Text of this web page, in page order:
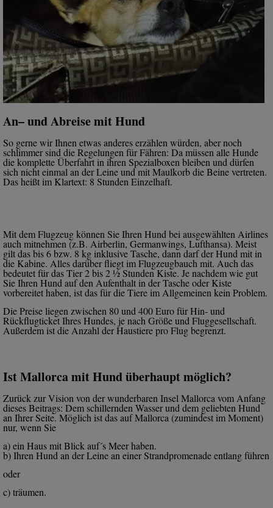
An– und Abreise mit Hund
So gerne wir Ihnen etwas anderes erzählen würden, aber noch
schlimmer sind die Regelungen für Fähren: Da müssen alle Hunde
die komplette Überfahrt in ihren Spezialboxen bleiben und dürfen
sich nicht einmal an der Leine und mit Maulkorb die Beine vertreten.
Das heißt im Klartext: 8 Stunden Einzelhaft.
Mit dem Flugzeug können Sie Ihren Hund bei ausgewählten Airlines
auch mitnehmen (z.B. Airberlin, Germanwings, Lufthansa). Meist
gilt das bis 6 bzw. 8 kg inklusive Tasche, dann darf der Hund mit in
die Kabine. Alles darüber fliegt im Flugzeugbauch mit. Auch das
bedeutet für das Tier 2 bis 2 ½ Stunden Kiste. Je nachdem wie gut
Sie Ihren Hund auf den Aufenthalt in der Tasche oder Kiste
vorbereitet haben, ist das für die Tiere im Allgemeinen kein Problem.
Die Preise liegen zwischen 80 und 400 Euro für Hin- und
Rückflugticket Ihres Hundes, je nach Größe und Fluggesellschaft.
Außerdem ist die Anzahl der Haustiere pro Flug begrenzt.
Ist Mallorca mit Hund überhaupt möglich?
Zurück zur Vision von der wunderbaren Insel Mallorca vom Anfang
dieses Beitrags: Dem schillernden Wasser und dem geliebten Hund
an Ihrer Seite. Möglich ist das auf Mallorca (zumindest im Moment)
nur, wenn Sie
a) ein Haus mit Blick auf´s Meer haben.
b) Ihren Hund an der Leine an einer Strandpromenade entlang führen
oder
c) träumen.